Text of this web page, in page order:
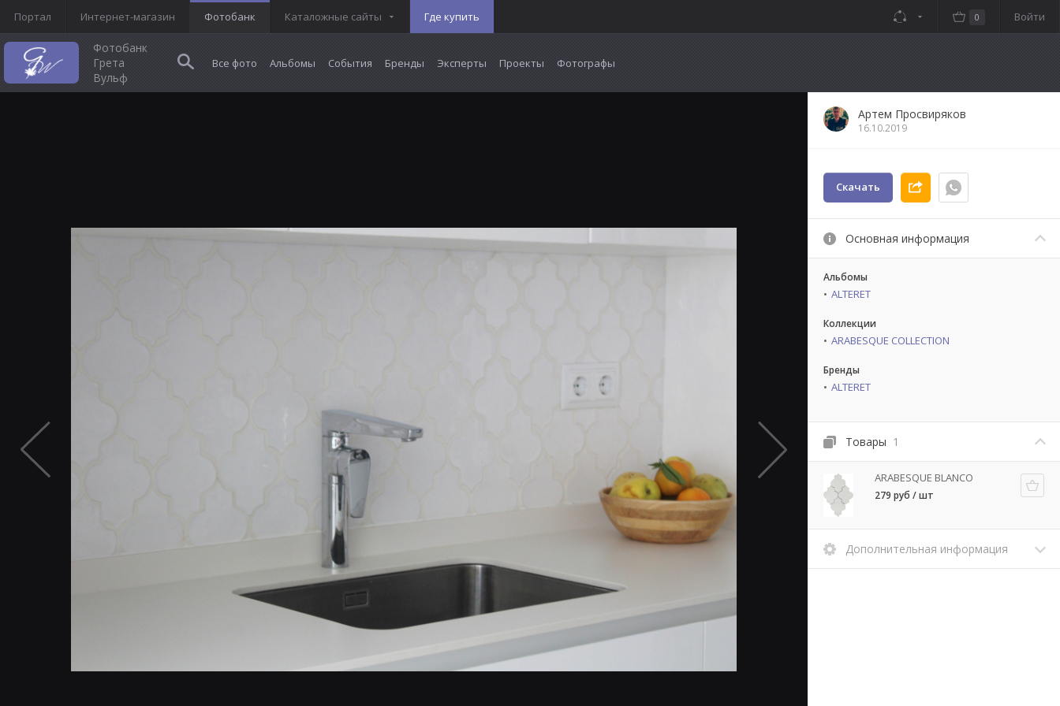
Портал Интернет-магазин Фотобанк Каталожные сайты Где купить Войти
0
Фотобанк
Грета
Вульф
Все фото Альбомы События Бренды Эксперты Проекты Фотографы
Артем Просвиряков
16.10.2019
Скачать
Основная информация
Альбомы
ALTERET
Коллекции
ARABESQUE COLLECTION
Бренды
ALTERET
Товары 1
ARABESQUE BLANCO
279 руб / шт
Дополнительная информация